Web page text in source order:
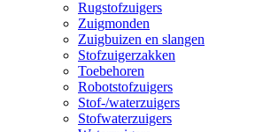
Rugstofzuigers
Zuigmonden
Zuigbuizen en slangen
Stofzuigerzakken
Toebehoren
Robotstofzuigers
Stof-/waterzuigers
Stofwaterzuigers